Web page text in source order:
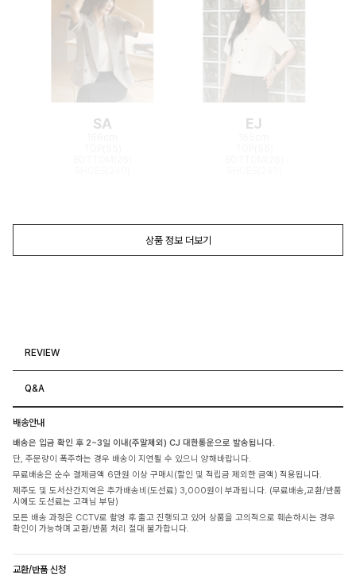
SA EJ
상품 정보 더보기
REVIEW
Q&A
배송안내
배송은 입금 확인 후 2~3일 이내(주말제외) CJ 대한통운으로 발송됩니다.
단, 주문량이 폭주하는 경우 배송이 지연될 수 있으니 양해바랍니다.
무료배송은 순수 결제금액 6만원 이상 구매시(할인 및 적립금 제외한 금액) 적용됩니다.
제주도 및 도서산간지역은 추가배송비(도선료) 3,000원이 부과됩니다. (무료배송,교환/반품
시에도 도선료는 고객님 부담)
모든 배송 과정은 CCTV로 촬영 후 출고 진행되고 있어 상품을 고의적으로 훼손하시는 경우
확인이 가능하며 교환/반품 처리 절대 불가합니다.
교환/반품 신청